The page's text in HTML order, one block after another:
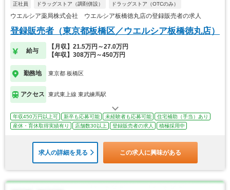
正社員 ドラッグストア（調剤併設） ドラッグストア（OTCのみ）
ウエルシア薬局株式会社 ウエルシア板橋徳丸店の登録販売者の求人
登録販売者（東京都板橋区／ウエルシア板橋徳丸店）
給与
【月収】21.5万円～27.0万円
【年収】308万円～450万円
勤務地 東京都 板橋区
アクセス 東武東上線 東武練馬駅
年収450万円以上可 新卒も応募可能 未経験者も応募可能
住宅補助（手当）あり
産休・育休取得実績有り
店舗数30以上 登録販売者の求人 積極採用中
求人の詳細を見る この求人に興味がある